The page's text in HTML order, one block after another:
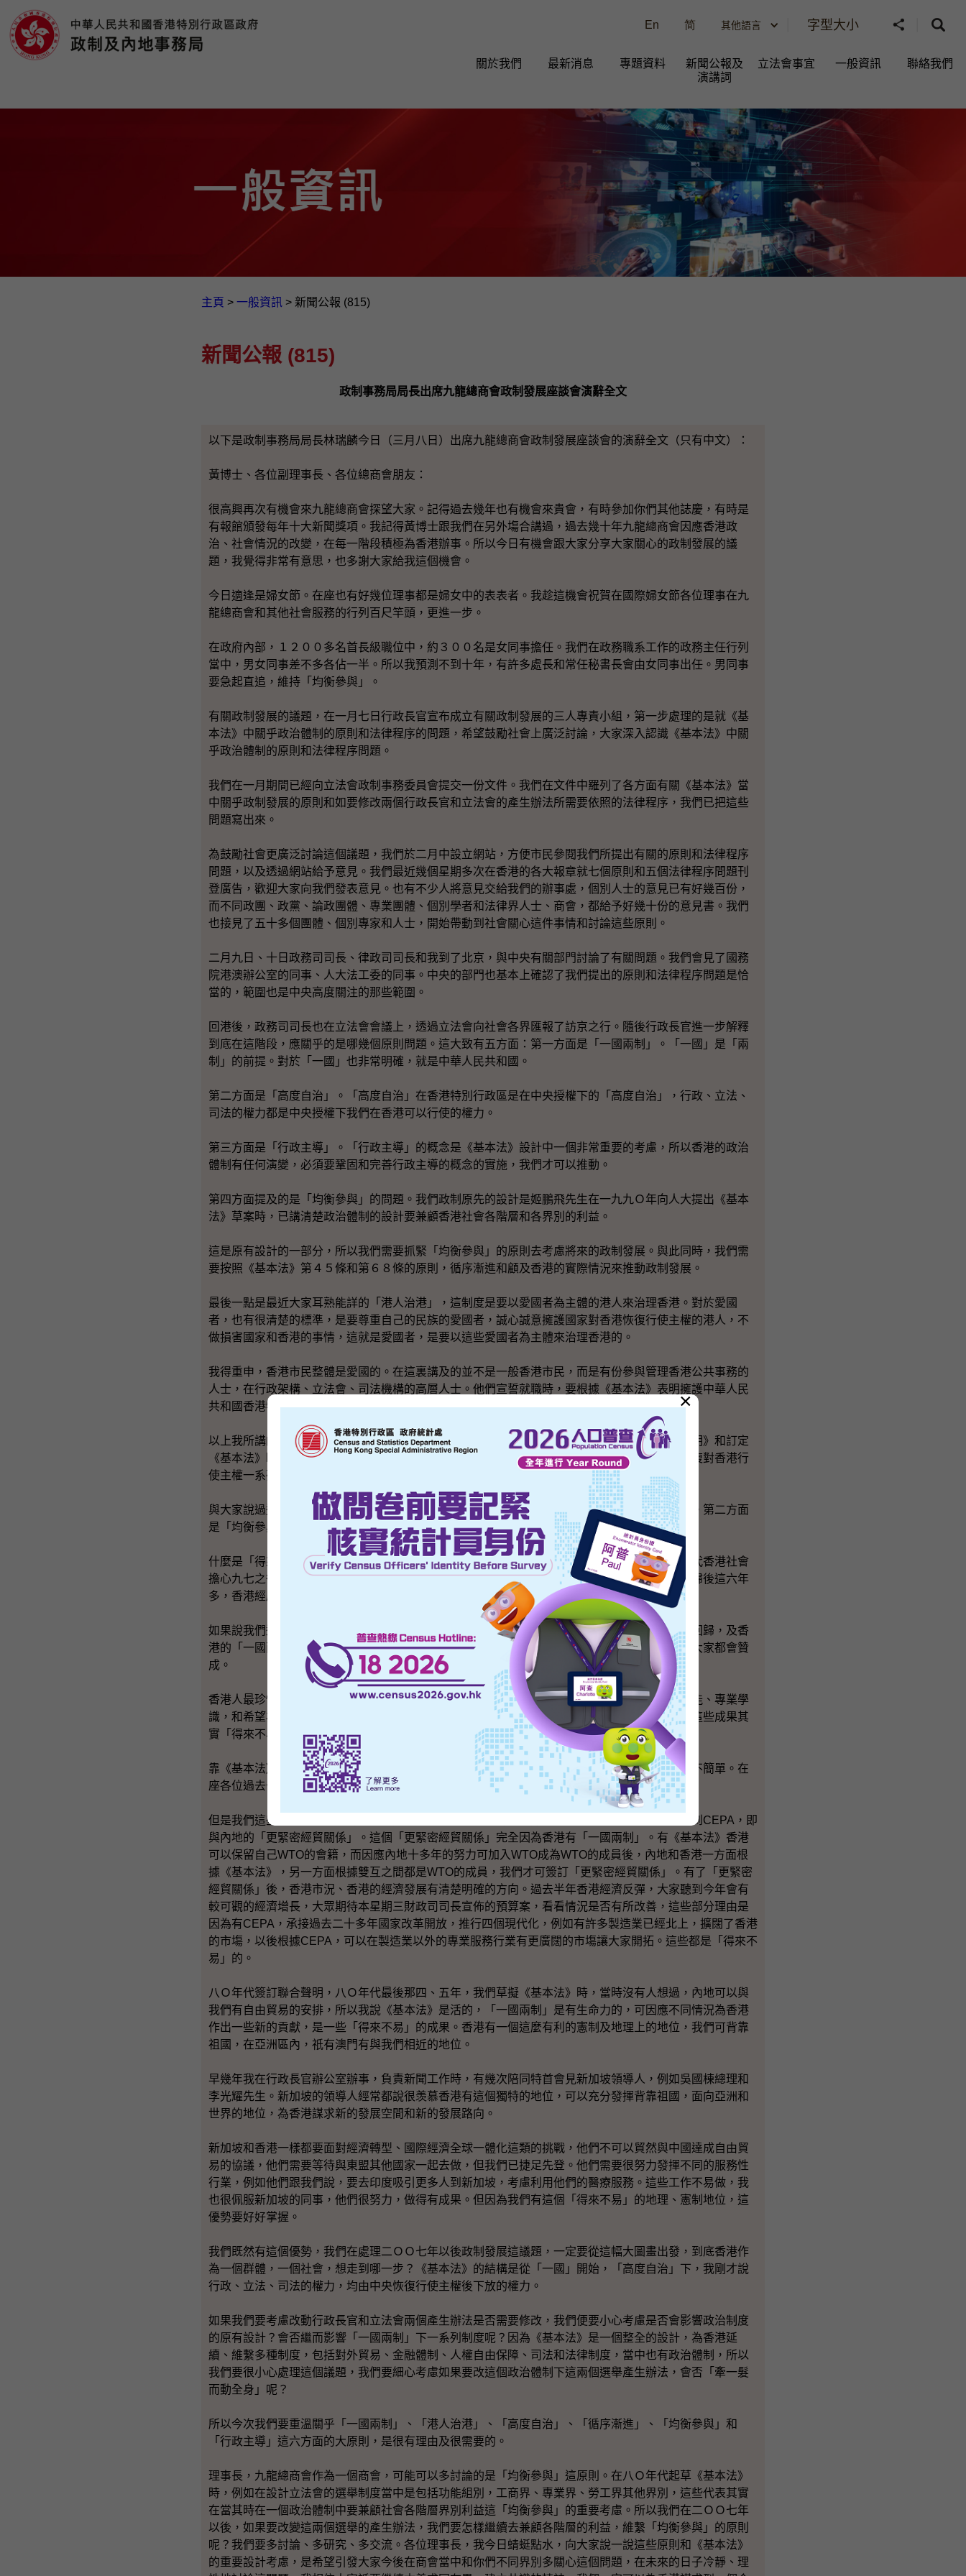
En 简 其他語言 字型大小
關於我們 最新消息 專題資料
新聞公報及
演講詞
立法會事宜 一般資訊​ 聯絡我們
主頁 > 一般資訊​ > 新聞公報 (815)
新聞公報 (815)
政制事務局局長出席九龍總商會政制發展座談會演辭全文
以下是政制事務局局長林瑞麟今日（三月八日）出席九龍總商會政制發展座談會的演辭全文（只有中文）：
黃博士、各位副理事長、各位總商會朋友：
很高興再次有機會來九龍總商會探望大家。記得過去幾年也有機會來貴會，有時參加你們其他誌慶，有時是
有報館頒發每年十大新聞獎項。我記得黃博士跟我們在另外塲合講過，過去幾十年九龍總商會因應香港政
治、社會情況的改變，在每一階段積極為香港辦事。所以今日有機會跟大家分享大家關心的政制發展的議
題，我覺得非常有意思，也多謝大家給我這個機會。
今日適逢是婦女節。在座也有好幾位理事都是婦女中的表表者。我趁這機會祝賀在國際婦女節各位理事在九
龍總商會和其他社會服務的行列百尺竿頭，更進一步。
在政府內部，１２００多名首長級職位中，約３００名是女同事擔任。我們在政務職系工作的政務主任行列
當中，男女同事差不多各佔一半。所以我預測不到十年，有許多處長和常任秘書長會由女同事出任。男同事
要急起直追，維持「均衡參與」。
有關政制發展的議題，在一月七日行政長官宣布成立有關政制發展的三人專責小組，第一步處理的是就《基
本法》中關乎政治體制的原則和法律程序的問題，希望鼓勵社會上廣泛討論，大家深入認識《基本法》中關
乎政治體制的原則和法律程序問題。
我們在一月期間已經向立法會政制事務委員會提交一份文件。我們在文件中羅列了各方面有關《基本法》當
中關乎政制發展的原則和如要修改兩個行政長官和立法會的產生辦法所需要依照的法律程序，我們已把這些
問題寫出來。
為鼓勵社會更廣泛討論這個議題，我們於二月中設立網站，方便市民參閱我們所提出有關的原則和法律程序
問題，以及透過網站給予意見。我們最近幾個星期多次在香港的各大報章就七個原則和五個法律程序問題刊
登廣告，歡迎大家向我們發表意見。也有不少人將意見交給我們的辦事處，個別人士的意見已有好幾百份，
而不同政團、政黨、論政團體、專業團體、個別學者和法律界人士、商會，都給予好幾十份的意見書。我們
也接見了五十多個團體、個別專家和人士，開始帶動到社會關心這件事情和討論這些原則。
二月九日、十日政務司司長、律政司司長和我到了北京，與中央有關部門討論了有關問題。我們會見了國務
院港澳辦公室的同事、人大法工委的同事。中央的部門也基本上確認了我們提出的原則和法律程序問題是恰
當的，範圍也是中央高度關注的那些範圍。
回港後，政務司司長也在立法會會議上，透過立法會向社會各界匯報了訪京之行。隨後行政長官進一步解釋
到底在這階段，應關乎的是哪幾個原則問題。這大致有五方面：第一方面是「一國兩制」。「一國」是「兩
制」的前提。對於「一國」也非常明確，就是中華人民共和國。
第二方面是「高度自治」。「高度自治」在香港特別行政區是在中央授權下的「高度自治」，行政、立法、
司法的權力都是中央授權下我們在香港可以行使的權力。
第三方面是「行政主導」。「行政主導」的概念是《基本法》設計中一個非常重要的考慮，所以香港的政治
體制有任何演變，必須要鞏固和完善行政主導的概念的實施，我們才可以推動。
第四方面提及的是「均衡參與」的問題。我們政制原先的設計是姬鵬飛先生在一九九Ｏ年向人大提出《基本
法》草案時，已講清楚政治體制的設計要兼顧香港社會各階層和各界別的利益。
這是原有設計的一部分，所以我們需要抓緊「均衡參與」的原則去考慮將來的政制發展。與此同時，我們需
要按照《基本法》第４５條和第６８條的原則，循序漸進和顧及香港的實際情況來推動政制發展。
最後一點是最近大家耳熟能詳的「港人治港」，這制度是要以愛國者為主體的港人來治理香港。對於愛國
者，也有很清楚的標準，是要尊重自己的民族的愛國者，誠心誠意擁護國家對香港恢復行使主權的港人，不
做損害國家和香港的事情，這就是愛國者，是要以這些愛國者為主體來治理香港的。
我得重申，香港市民整體是愛國的。在這裏講及的並不是一般香港市民，而是有份參與管理香港公共事務的
人士，在行政架構、立法會、司法機構的高層人士。他們宣誓就職時，要根據《基本法》表明擁護中華人民
共和國香港特別行政區《基本法》，和效忠中華人民共和國香港特別行政區。
以上我所講的五、六個原則和重要考慮，其實在八Ｏ年代開始談香港長遠的未來，制定《聯合聲明》和訂定
《基本法》時，這套長遠方針政策已經訂定，一直以來沒有改變，也不會改變，因為這是國家恢復對香港行
使主權一系列的長遠方針政策，這是國策，是不會改變的。
與大家說過這些重要原則考慮後，我有兩方面要與大家深入探討一下。第一方面是「得來不易」。第二方面
是「均衡參與」。
什麼是「得來不易」呢？在座各位在香港各行各業努力工作幾十年，什麼日子也經歷過。八Ｏ年代香港社會
擔心九七之後的景況，你們見過；定了聯合聲明後，我們開始實施的十多年，大家也有參與。回歸後這六年
多，香港經歷的挑戰，大家也見証了。
如果說我們過去十多二十年經過社會各界、香港政界配合國家努力不懈，才可以為香港安排順利回歸，及香
港的「一國兩制」、「港人治港」、「高度自治」可以成功落實，這些成果「得來不易」，相信大家都會贊
成。
香港人最珍惜的是什麼呢？最珍惜的是香港是一個自由、法治的社會，大家可以自由發揮創業才能、專業學
識，和希望為香港推動到的進步。這些制度因為我們有《基本法》，有《一國兩制》可以維繫，這些成果其
實「得來不易」。
靠《基本法》、「港人治港」、「高度自治」、「一國兩制」去解決歷史遺留下來的問題，確實不簡單。在
座各位過去十多廿年也盡了一分力。
但是我們這些「得來不易」的成果，近期我們看到一些新的表達方法，過去大半年大家都經常聽到CEPA，即
與內地的「更緊密經貿關係」。這個「更緊密經貿關係」完全因為香港有「一國兩制」。有《基本法》香港
可以保留自己WTO的會籍，而因應內地十多年的努力可加入WTO成為WTO的成員後，內地和香港一方面根
據《基本法》，另一方面根據雙互之間都是WTO的成員，我們才可簽訂「更緊密經貿關係」。有了「更緊密
經貿關係」後，香港市況、香港的經濟發展有清楚明確的方向。過去半年香港經濟反彈，大家聽到今年會有
較可觀的經濟增長，大眾期待本星期三財政司司長宣佈的預算案，看看情況是否有所改善，這些部分理由是
因為有CEPA，承接過去二十多年國家改革開放，推行四個現代化，例如有許多製造業已經北上，擴闊了香港
的市塲，以後根據CEPA，可以在製造業以外的專業服務行業有更廣闊的市塲讓大家開拓。這些都是「得來不
易」的。
八Ｏ年代簽訂聯合聲明，八Ｏ年代最後那四、五年，我們草擬《基本法》時，當時沒有人想過，內地可以與
我們有自由貿易的安排，所以我說《基本法》是活的，「一國兩制」是有生命力的，可因應不同情況為香港
作出一些新的貢獻，是一些「得來不易」的成果。香港有一個這麼有利的憲制及地理上的地位，我們可背靠
祖國，在亞洲區內，祇有澳門有與我們相近的地位。
早幾年我在行政長官辦公室辦事，負責新聞工作時，有幾次陪同特首會見新加坡領導人，例如吳國棟總理和
李光耀先生。新加坡的領導人經常都說很羡慕香港有這個獨特的地位，可以充分發揮背靠祖國，面向亞洲和
世界的地位，為香港謀求新的發展空間和新的發展路向。
新加坡和香港一樣都要面對經濟轉型、國際經濟全球一體化這類的挑戰，他們不可以貿然與中國達成自由貿
易的協議，他們需要等待與東盟其他國家一起去做，但我們已捷足先登。他們需要很努力發揮不同的服務性
行業，例如他們跟我們說，要去印度吸引更多人到新加坡，考慮利用他們的醫療服務。這些工作不易做，我
也很佩服新加坡的同事，他們很努力，做得有成果。但因為我們有這個「得來不易」的地理、憲制地位，這
優勢要好好掌握。
我們既然有這個優勢，我們在處理二ＯＯ七年以後政制發展這議題，一定要從這幅大圖畫出發，到底香港作
為一個群體，一個社會，想走到哪一步？《基本法》的結構是從「一國」開始，「高度自治」下，我剛才說
行政、立法、司法的權力，均由中央恢復行使主權後下放的權力。
如果我們要考慮改動行政長官和立法會兩個產生辦法是否需要修改，我們便要小心考慮是否會影響政治制度
的原有設計？會否繼而影響「一國兩制」下一系列制度呢？因為《基本法》是一個整全的設計，為香港延
續、維繫多種制度，包括對外貿易、金融體制、人權自由保障、司法和法律制度，當中也有政治體制，所以
我們要很小心處理這個議題，我們要細心考慮如果要改這個政治體制下這兩個選舉產生辦法，會否「牽一髮
而動全身」呢？
所以今次我們要重溫關乎「一國兩制」、「港人治港」、「高度自治」、「循序漸進」、「均衡參與」和
「行政主導」這六方面的大原則，是很有理由及很需要的。
理事長，九龍總商會作為一個商會，可能可以多討論的是「均衡參與」這原則。在八Ｏ年代起草《基本法》
時，例如在設計立法會的選舉制度當中是包括功能組別，工商界、專業界、勞工界其他界別，這些代表其實
在當其時在一個政治體制中要兼顧社會各階層界別利益這「均衡參與」的重要考慮。所以我們在二ＯＯ七年
以後，如果要改變這兩個選舉的產生辦法，我們要怎樣繼續去兼顧各階層的利益，維繫「均衡參與」的原則
呢？我們要多討論、多研究、多交流。各位理事長，我今日蜻蜓點水，向大家說一說這些原則和《基本法》
的重要設計考慮，是希望引發大家今後在商會當中和你們不同界別多關心這個問題，在未來的日子冷靜、理
×